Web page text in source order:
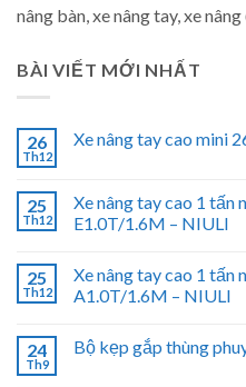
nâng bàn, xe nâng tay, xe
BÀI VIẾT MỚI NHẤT
26
Th12
Xe nâng tay cao mini
25
Th12
Xe nâng tay cao 1 tấn
E1.0T/1.6M – NIULI
25
Th12
Xe nâng tay cao 1 tấn
A1.0T/1.6M – NIULI
24
Th9
Bộ kẹp gắp thùng